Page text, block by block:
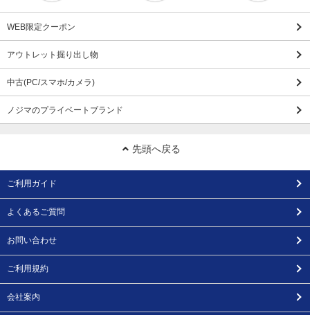
WEB限定クーポン
アウトレット掘り出し物
中古(PC/スマホ/カメラ)
ノジマのプライベートブランド
先頭へ戻る
ご利用ガイド
よくあるご質問
お問い合わせ
ご利用規約
会社案内